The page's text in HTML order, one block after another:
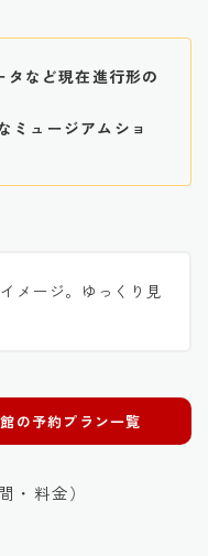
など現在進行形の
ミュージアムショ
メージ。ゆっくり見
の予約プラン一覧
・料金）